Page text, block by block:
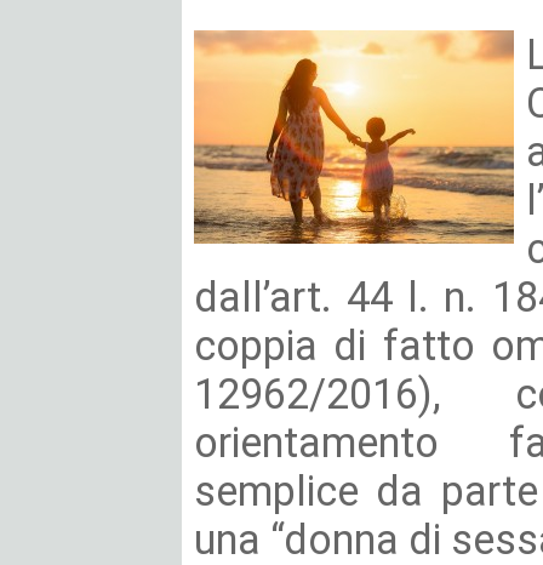
dall’art. 44 l. n.
coppia di fatto
12962/2016),
orientamento
semplice da
una “donna di